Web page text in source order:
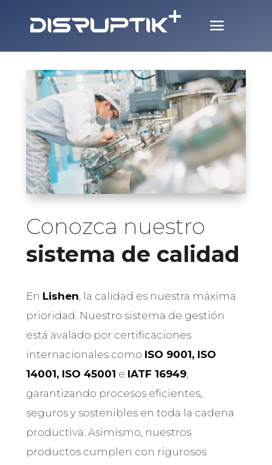
Conozca nuestro
sistema de calidad
En Lishen , la calidad es nuestra máxima
prioridad. Nuestro sistema de gestión
está avalado por certificaciones
internacionales como ISO 9001, ISO
14001, ISO 45001 e IATF 16949,
garantizando procesos eficientes,
seguros y sostenibles en toda la cadena
productiva. Asimismo, nuestros
productos cumplen con rigurosos